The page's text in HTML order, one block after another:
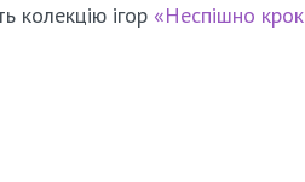
колекцію ігор «Неспішно крок